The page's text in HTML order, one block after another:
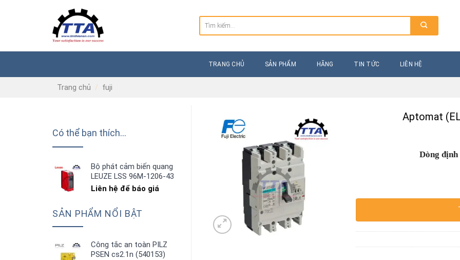
Tìm
TRANG CHỦ SẢN PHẨM HÃNG TIN TỨC LIÊN HỆ
Trang chủ / fuji
Có thể bạn thích…
Bộ phát cảm biến quang
LEUZE LSS 96M-1206-43
Liên hệ để báo giá
SẢN PHẨM NỔI BẬT
Công tắc an toàn PILZ
PSEN cs2.1n (540153)
Aptomat
Dòng